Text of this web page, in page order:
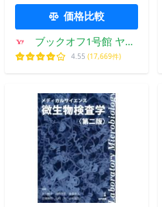
価格比較
ブックオフ1号館 ヤフ
ーショッピング店
4.55 (17,669件)